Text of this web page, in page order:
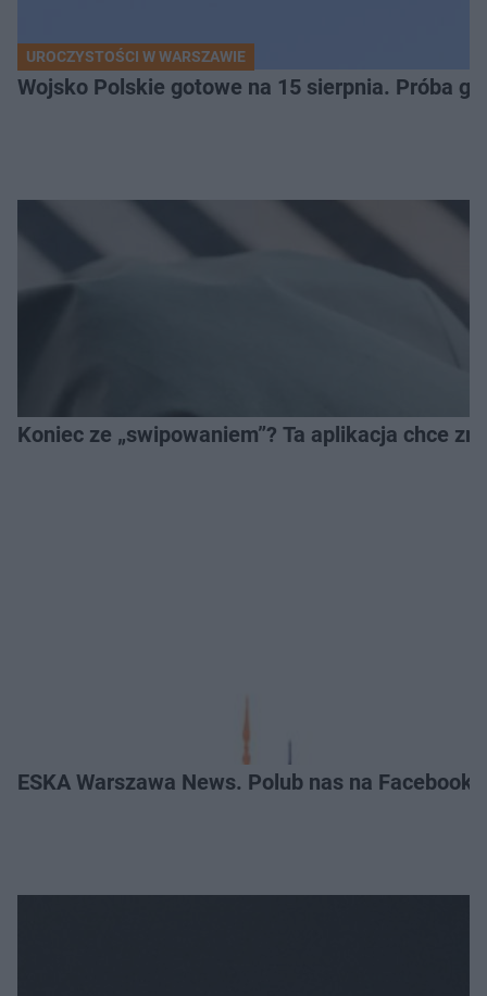
UROCZYSTOŚCI W WARSZAWIE
Wojsko Polskie gotowe na 15 sierpnia. Próba
Koniec ze „swipowaniem”? Ta aplikacja chce
ESKA Warszawa News. Polub nas na